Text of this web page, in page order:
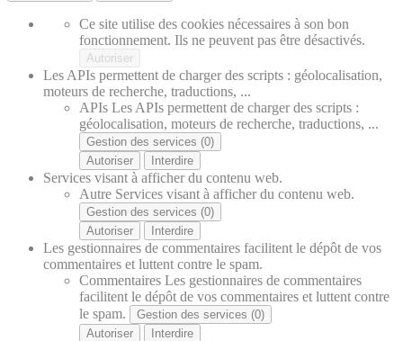
Ce site utilise des cookies nécessaires à son bon
fonctionnement. Ils ne peuvent pas être désactivés.
Autoriser
Les APIs permettent de charger des scripts : géolocalisation,
moteurs de recherche, traductions, ...
APIs Les APIs permettent de charger des scripts :
géolocalisation, moteurs de recherche, traductions, ...
Gestion des services (0)
Autoriser
Interdire
Services visant à afficher du contenu web.
Autre Services visant à afficher du contenu web.
Gestion des services (0)
Autoriser
Interdire
Les gestionnaires de commentaires facilitent le dépôt de vos
commentaires et luttent contre le spam.
Commentaires Les gestionnaires de commentaires
facilitent le dépôt de vos commentaires et luttent contre
le spam.
Gestion des services (0)
Autoriser
Interdire